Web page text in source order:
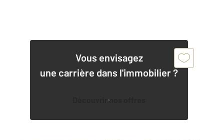
Vous envisagez
une carrière dans l'immobilier ?
Découvrir nos offres